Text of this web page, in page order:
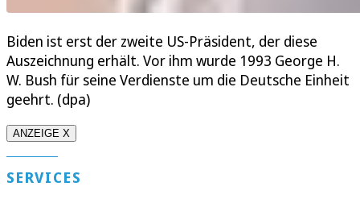
Biden ist erst der zweite US-Präsident, der diese
Auszeichnung erhält. Vor ihm wurde 1993 George H.
W. Bush für seine Verdienste um die Deutsche Einheit
geehrt. (dpa)
ANZEIGE X
SERVICES